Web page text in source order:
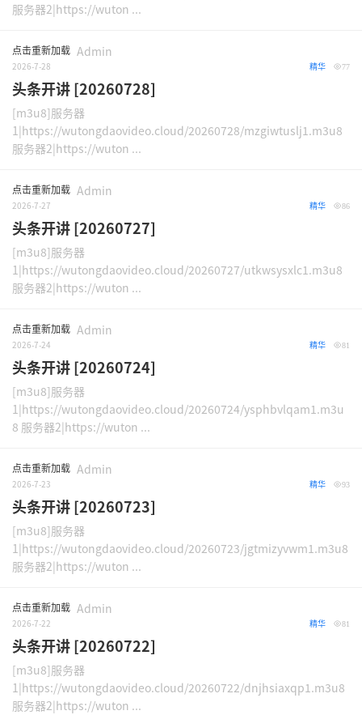
服务器2|https://wuton ...
点击重新加载 Admin
2026-7-28 77
精华
头条开讲 [20260728]
[m3u8]服务器
1|https://wutongdaovideo.cloud/20260728/mzgiwtuslj1.m3u8
服务器2|https://wuton ...
点击重新加载 Admin
2026-7-27 86
精华
头条开讲 [20260727]
[m3u8]服务器
1|https://wutongdaovideo.cloud/20260727/utkwsysxlc1.m3u8
服务器2|https://wuton ...
点击重新加载 Admin
2026-7-24 81
精华
头条开讲 [20260724]
[m3u8]服务器
1|https://wutongdaovideo.cloud/20260724/ysphbvlqam1.m3u
8 服务器2|https://wuton ...
点击重新加载 Admin
2026-7-23 93
精华
头条开讲 [20260723]
[m3u8]服务器
1|https://wutongdaovideo.cloud/20260723/jgtmizyvwm1.m3u8
服务器2|https://wuton ...
点击重新加载 Admin
2026-7-22 81
精华
头条开讲 [20260722]
[m3u8]服务器
1|https://wutongdaovideo.cloud/20260722/dnjhsiaxqp1.m3u8
服务器2|https://wuton ...